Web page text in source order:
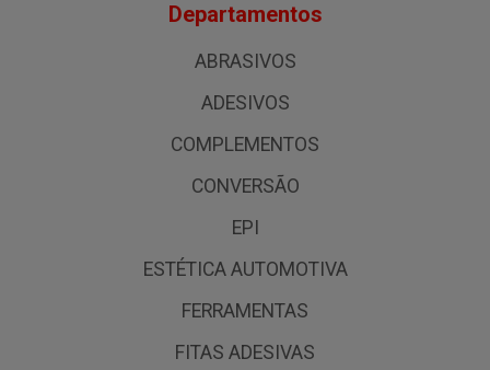
Departamentos
ABRASIVOS
ADESIVOS
COMPLEMENTOS
CONVERSÃO
EPI
ESTÉTICA AUTOMOTIVA
FERRAMENTAS
FITAS ADESIVAS